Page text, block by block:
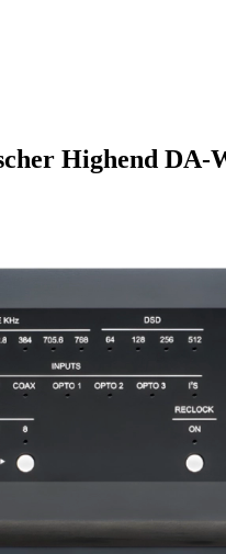
Highend DA-